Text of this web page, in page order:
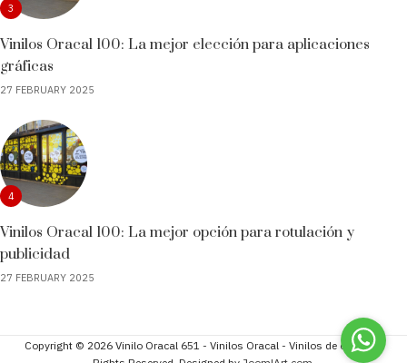
3
Vinilos Oracal 100: La mejor elección para aplicaciones
gráficas
27 FEBRUARY 2025
4
Vinilos Oracal 100: La mejor opción para rotulación y
publicidad
27 FEBRUARY 2025
Copyright © 2026 Vinilo Oracal 651 - Vinilos Oracal - Vinilos de corte. All